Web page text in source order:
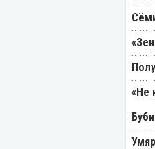
«Не